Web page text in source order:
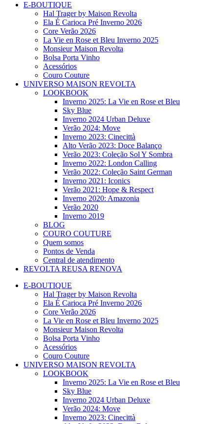
E-BOUTIQUE
Hal Trager by Maison Revolta
Ela É Carioca Pré Inverno 2026
Core Verão 2026
La Vie en Rose et Bleu Inverno 2025
Monsieur Maison Revolta
Bolsa Porta Vinho
Acessórios
Couro Couture
UNIVERSO MAISON REVOLTA
LOOKBOOK
Inverno 2025: La Vie en Rose et Bleu
Sky Blue
Inverno 2024 Urban Deluxe
Verão 2024: Move
Inverno 2023: Cinecittà
Alto Verão 2023: Doce Balanço
Verão 2023: Coleção Sol Y Sombra
Inverno 2022: London Calling
Verão 2022: Coleção Saint German
Inverno 2021: Iconics
Verão 2021: Hope & Respect
Inverno 2020: Amazonia
Verão 2020
Inverno 2019
BLOG
COURO COUTURE
Quem somos
Pontos de Venda
Central de atendimento
REVOLTA REUSA RENOVA
E-BOUTIQUE
Hal Trager by Maison Revolta
Ela É Carioca Pré Inverno 2026
Core Verão 2026
La Vie en Rose et Bleu Inverno 2025
Monsieur Maison Revolta
Bolsa Porta Vinho
Acessórios
Couro Couture
UNIVERSO MAISON REVOLTA
LOOKBOOK
Inverno 2025: La Vie en Rose et Bleu
Sky Blue
Inverno 2024 Urban Deluxe
Verão 2024: Move
Inverno 2023: Cinecittà